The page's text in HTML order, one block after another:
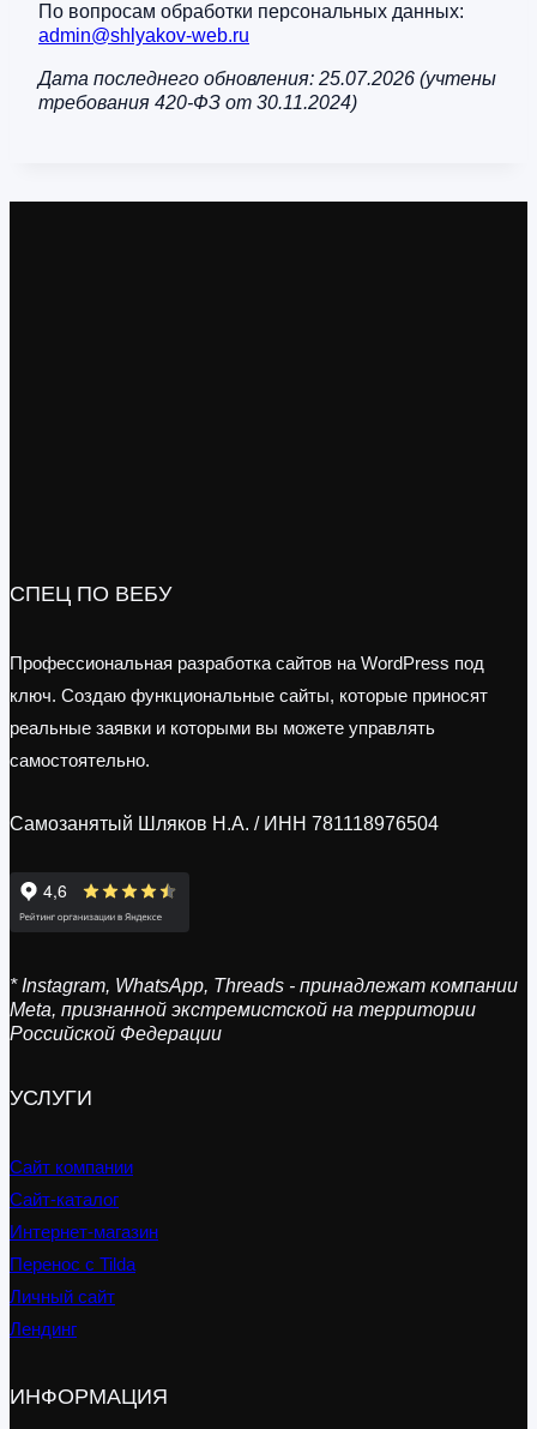
По вопросам обработки персональных данных:
admin@shlyakov-web.ru
Дата последнего обновления: 25.07.2026 (учтены
требования 420-ФЗ от 30.11.2024)
СПЕЦ ПО ВЕБУ
Профессиональная разработка сайтов на WordPress под
ключ. Создаю функциональные сайты, которые приносят
реальные заявки и которыми вы можете управлять
самостоятельно.
Самозанятый Шляков Н.А. / ИНН 781118976504
* Instagram, WhatsApp, Threads - принадлежат компании
Meta, признанной экстремистской на территории
Российской Федерации
УСЛУГИ
Сайт компании
Сайт-каталог
Интернет-магазин
Перенос с Tilda
Личный сайт
Лендинг
ИНФОРМАЦИЯ